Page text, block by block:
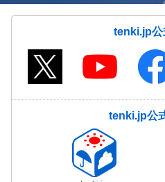
tenki.jp公
tenki.jp公